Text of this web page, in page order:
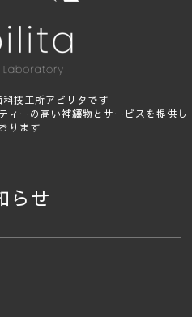
技工所アビリタです
ィーの高い補綴物とサービスを提供し
ります
らせ